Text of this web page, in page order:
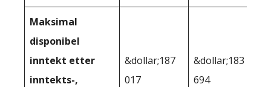
Maksimal
disponibel
inntekt etter
inntekts-,
&dollar;187
017
&dollar;183
694